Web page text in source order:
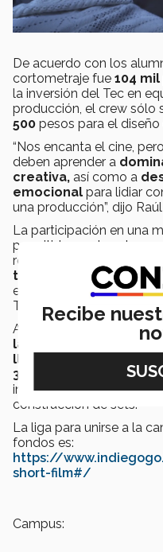
De acuerdo con los
cortometraje fue 104
la inversión del Tec en
producción, el crew sólo
500 pesos para el
“Nos encanta el cine,
deben aprender a
creativa, así como a
emocional para lidiar
una producción”, dijo
La participación en una
permitido que los
retadores. “Este es
trabajando
y para
es un reconocimiento al
Torres, el director del
Actualmente, el equipo
la preproducción de
llamado “Amado”
340 pesos
. Este nuevo
implicará más dirección
construcción de sets.
La liga para unirse a la
fondos es:
https://
short-film#/
Campus:
Recibe